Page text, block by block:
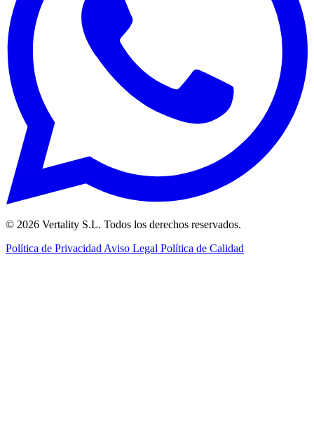
© 2026 Vertality S.L. Todos los derechos reservados.
Política de Privacidad Aviso Legal Política de Calidad